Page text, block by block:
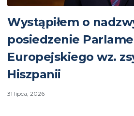
Wystąpiłem o
posiedzenie
Europejskiego wz.
Hiszpanii
31 lipca, 2026